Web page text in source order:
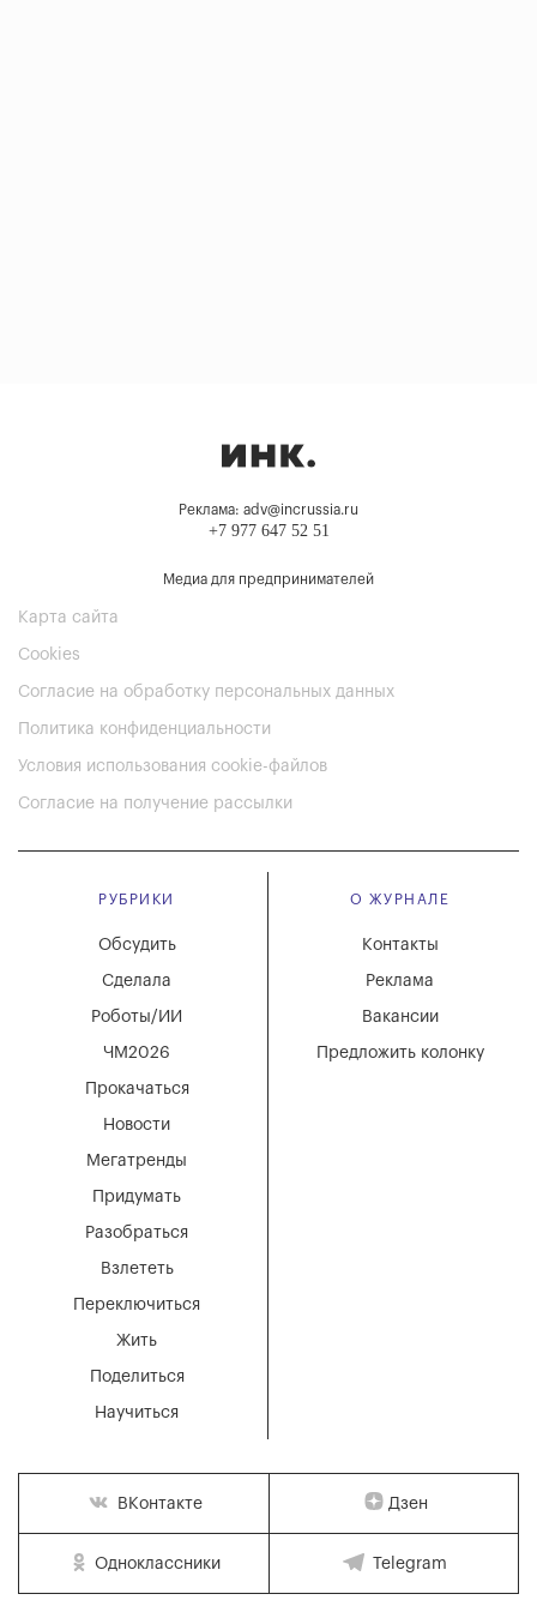
Реклама: adv@incrussia.ru
+7 977 647 52 51
Медиа для предпринимателей
Карта сайта
Cookies
Согласие на обработку персональных данных
Политика конфиденциальности
Условия использования cookie-файлов
Согласие на получение рассылки
РУБРИКИ
Мегатренды
Придумать
Разобраться
Взлететь
Новости
Переключиться
Жить
Поделиться
Научиться
Обсудить
Сделала
Роботы/ИИ
ЧМ2026
Прокачаться
О ЖУРНАЛЕ
Вакансии
Реклама
Контакты
Предложить колонку
ВКонтакте Дзен
Одноклассники Telegram